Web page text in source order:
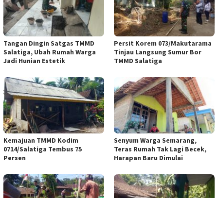
Tangan Dingin Satgas TMMD
Salatiga, Ubah Rumah Warga
Jadi Hunian Estetik
Persit Korem 073/Makutarama
Tinjau Langsung Sumur Bor
TMMD Salatiga
Kemajuan TMMD Kodim
0714/Salatiga Tembus 75
Persen
Senyum Warga Semarang,
Teras Rumah Tak Lagi Becek,
Harapan Baru Dimulai